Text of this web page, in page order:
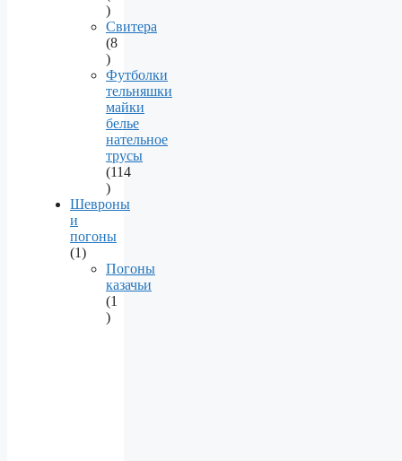
17
products
Свитера
8
8
products
Футболки
тельняшки
майки
белье
нательное
трусы
114
114
products
Шевроны
и
погоны
11
productПогоны
казачьи
1
1